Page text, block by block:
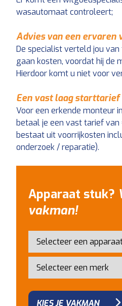
wasautomaat controleert;
Advies van een ervaren
De specialist verteld jou
gaan kosten, voordat hij de
Hierdoor komt u niet voor
Een vast laag starttarief
Voor een erkende monteur
betaal je een vast tarief
bestaat uit voorrijkosten
onderzoek / reparatie).
Apparaat stuk?
vakman!
KIES JE VAKMAN